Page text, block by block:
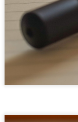
Parce que chez
aujourd'hui un nouveau
C’est un retour au
bref , un stylo à bille
Pour ce début
Spolier alert: un must
Mais commençons par